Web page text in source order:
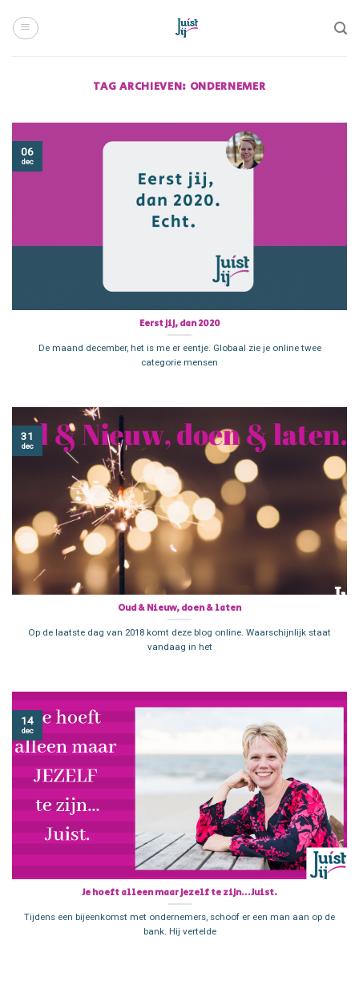
content
TAG ARCHIEVEN: ONDERNEMER
Eerst jij, dan 2020
De maand december, het is me er eentje. Globaal zie je online twee
categorie mensen
06
dec
Oud & Nieuw, doen & laten
Op de laatste dag van 2018 komt deze blog online. Waarschijnlijk staat
vandaag in het
31
dec
Je hoeft alleen maar jezelf te zijn… Juist.
Tijdens een bijeenkomst met ondernemers, schoof er een man aan op de
bank. Hij vertelde
14
dec